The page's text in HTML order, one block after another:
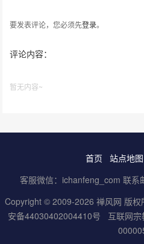
要发表评论，您必须先登录。
评论内容：
暂无内容~
首页 站点地图
客服微信：ichanfeng_com 联
Copyright © 2009-2026 禅风网 版权
安备44030402004410号
互联网宗